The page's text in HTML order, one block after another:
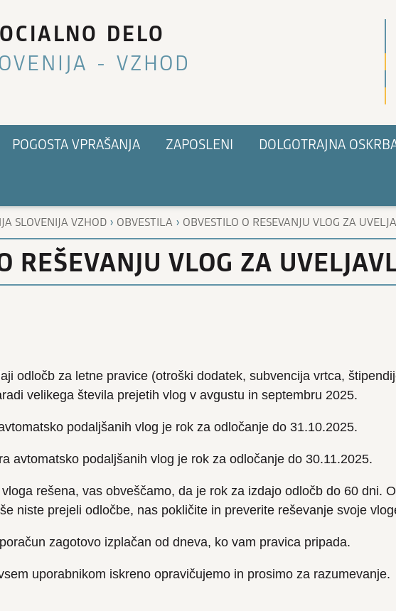
DELO
- VZHOD
POGOSTA VPRAŠANJA ZAPOSLENI DOLGOTRAJNA
SLOVENIJA VZHOD › OBVESTILA › OBVESTILO O RESEVANJU VLOG ZA
REŠEVANJU VLOG ZA
odločb za letne pravice (otroški dodatek, subvencija vrtca,
velikega števila prejetih vlog v avgustu in septembru 2025.
podaljšanih vlog je rok za odločanje do 31.10.2025.
avtomatsko podaljšanih vlog je rok za odločanje do 30.11.2025.
rešena, vas obveščamo, da je rok za izdajo odločb do 60 dni.
niste prejeli odločbe, nas pokličite in preverite reševanje svoje
zagotovo izplačan od dneva, ko vam pravica pripada.
uporabnikom iskreno opravičujemo in prosimo za razumevanje.